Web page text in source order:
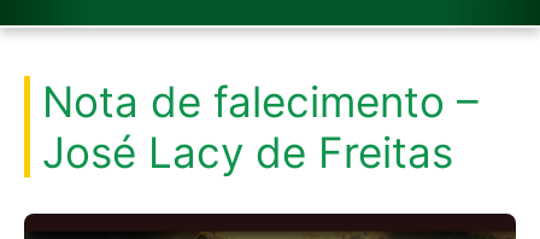
Nota de falecimento –
José Lacy de Freitas